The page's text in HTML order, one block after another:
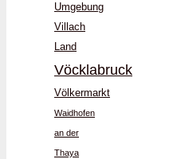
Umgebung
Villach
Land
Vöcklabruck
Völkermarkt
Waidhofen
an der
Thaya